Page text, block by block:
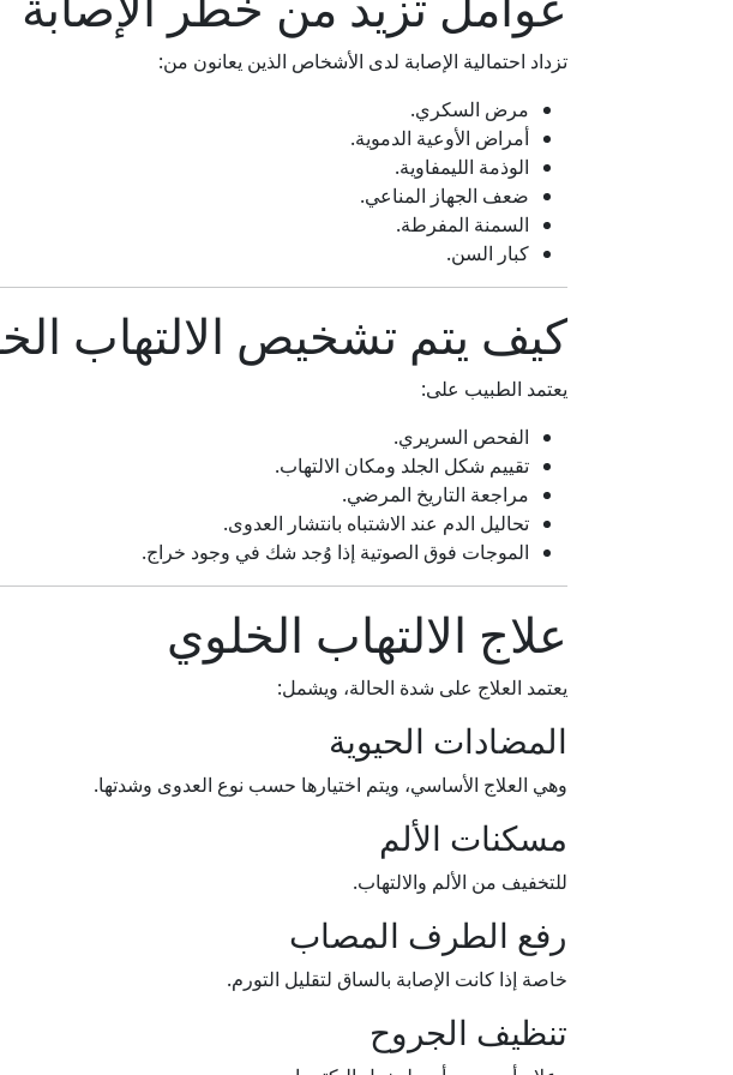
تزداد احتمالية الإصابة لدى الأشخاص الذين يعانون من:
مرض السكري.
أمراض الأوعية الدموية.
الوذمة الليمفاوية.
ضعف الجهاز المناعي.
السمنة المفرطة.
كبار السن.
كيف يتم تشخيص الالتهاب
يعتمد الطبيب على:
الفحص السريري.
تقييم شكل الجلد ومكان الالتهاب.
مراجعة التاريخ المرضي.
تحاليل الدم عند الاشتباه بانتشار العدوى.
الموجات فوق الصوتية إذا وُجد شك في وجود خراج.
علاج الالتهاب الخلوي
يعتمد العلاج على شدة الحالة، ويشمل:
المضادات الحيوية
وهي العلاج الأساسي، ويتم اختيارها حسب نوع العدوى وشدتها.
مسكنات الألم
للتخفيف من الألم والالتهاب.
رفع الطرف المصاب
خاصة إذا كانت الإصابة بالساق لتقليل التورم.
تنظيف الجروح